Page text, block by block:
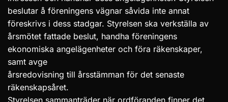
beslutar å föreningens vägnar såvida inte annat
föreskrivs i dess stadgar. Styrelsen ska verkställa av
årsmötet fattade beslut, handha föreningens
ekonomiska angelägenheter och föra räkenskaper,
samt avge
årsredovisning till årsstämman för det senaste
räkenskapsåret.